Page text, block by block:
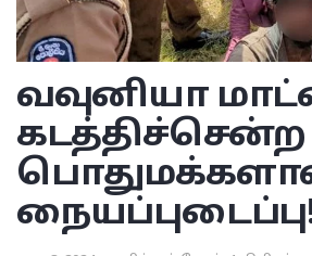
வவுனியா
கடத்திச்சென்ற